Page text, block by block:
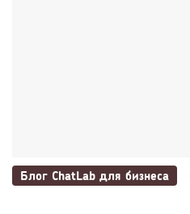
Блог ChatLab для бизнеса